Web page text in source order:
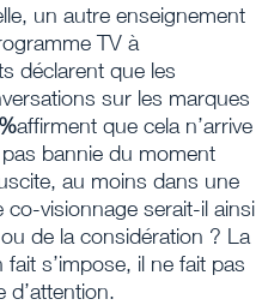
un autre enseignement
TV à
déclarent que les
sur les marques
affirment que cela n’arrive
bannie du moment
au moins dans une
visionnage serait-il ainsi
de la considération ? La
s’impose, il ne fait pas
d’attention.